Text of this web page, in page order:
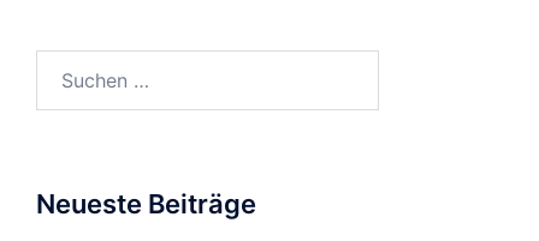
Neueste Beiträge